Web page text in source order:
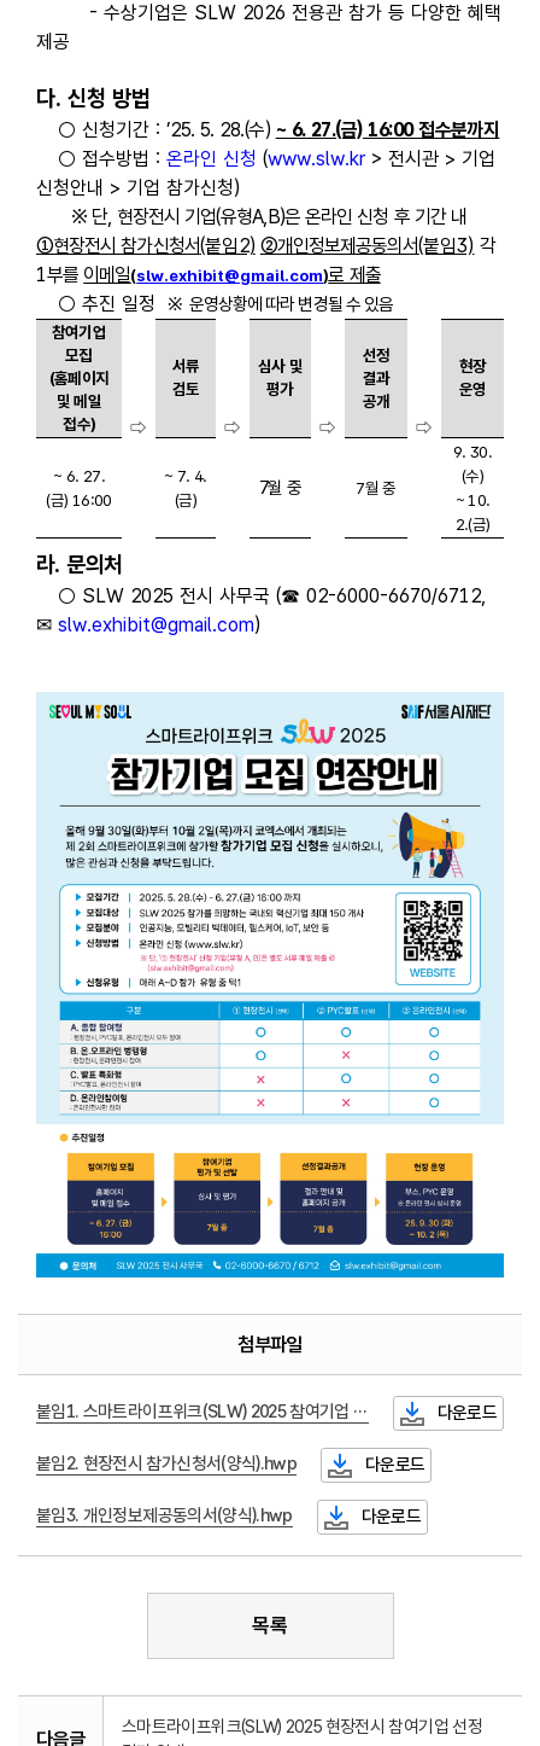
- 수상기업은 SLW 2026 전용관 참가 등 다양한 혜택
제공
다. 신청 방법
○ 신청기간 : ’25. 5. 28.(수) ~ 6. 27.(금) 16:00 접수분까지
○ 접수방법 : 온라인 신청 (www.slw.kr> 전시관 > 기업
신청안내 > 기업 참가신청)
※ 단, 현장전시 기업(유형A,B)은 온라인 신청 후 기간 내
①현장전시 참가신청서(붙임2) ②개인정보제공동의서(붙임3) 각
1부를 이메일(slw.exhibit@gmail.com)로 제출
○ 추진 일정
※ 운영상황에 따라 변경될 수 있음
참여기업
모집
(홈페이지
및 메일
접수)
⇨
서류
검토
⇨
심사 및
평가
⇨
선정
결과
공개
⇨
현장
운영
~ 6. 27.
(금) 16:00
~ 7. 4.
(금)
7월 중 7월 중
9. 30.
(수)
~ 10.
2.(금)
라.문의처
○ SLW 2025 전시 사무국 (☎ 02-6000-6670/6712,
✉ slw.exhibit@gmail.com)
첨부파일
붙임1. 스마트라이프위크(SLW) 2025 참여기업 모집 연장 공고.pdf 다운로드
붙임2. 현장전시 참가신청서(양식).hwp 다운로드
붙임3. 개인정보제공동의서(양식).hwp 다운로드
목록
다음글
스마트라이프위크(SLW) 2025 현장전시 참여기업 선정